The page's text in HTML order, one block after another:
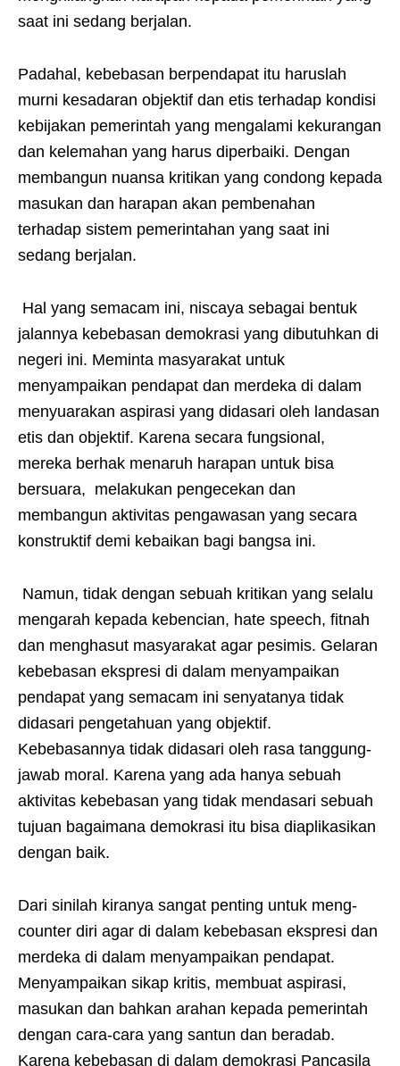
saat ini sedang berjalan.
Padahal, kebebasan berpendapat itu haruslah
murni kesadaran objektif dan etis terhadap kondisi
kebijakan pemerintah yang mengalami kekurangan
dan kelemahan yang harus diperbaiki. Dengan
membangun nuansa kritikan yang condong kepada
masukan dan harapan akan pembenahan
terhadap sistem pemerintahan yang saat ini
sedang berjalan.
Hal yang semacam ini, niscaya sebagai bentuk
jalannya kebebasan demokrasi yang dibutuhkan di
negeri ini. Meminta masyarakat untuk
menyampaikan pendapat dan merdeka di dalam
menyuarakan aspirasi yang didasari oleh landasan
etis dan objektif. Karena secara fungsional,
mereka berhak menaruh harapan untuk bisa
bersuara, melakukan pengecekan dan
membangun aktivitas pengawasan yang secara
konstruktif demi kebaikan bagi bangsa ini.
Namun, tidak dengan sebuah kritikan yang selalu
mengarah kepada kebencian, hate speech, fitnah
dan menghasut masyarakat agar pesimis. Gelaran
kebebasan ekspresi di dalam menyampaikan
pendapat yang semacam ini senyatanya tidak
didasari pengetahuan yang objektif.
Kebebasannya tidak didasari oleh rasa tanggung-
jawab moral. Karena yang ada hanya sebuah
aktivitas kebebasan yang tidak mendasari sebuah
tujuan bagaimana demokrasi itu bisa diaplikasikan
dengan baik.
Dari sinilah kiranya sangat penting untuk meng-
counter diri agar di dalam kebebasan ekspresi dan
merdeka di dalam menyampaikan pendapat.
Menyampaikan sikap kritis, membuat aspirasi,
masukan dan bahkan arahan kepada pemerintah
dengan cara-cara yang santun dan beradab.
Karena kebebasan di dalam demokrasi Pancasila